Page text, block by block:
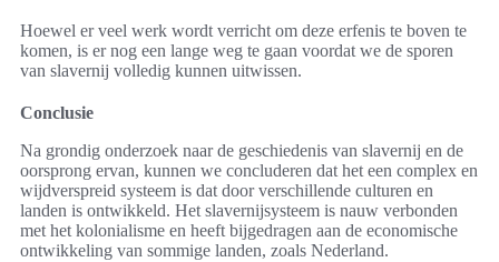
Hoewel er veel werk wordt verricht om deze erfenis te boven te
komen, is er nog een lange weg te gaan voordat we de sporen
van slavernij volledig kunnen uitwissen.
Conclusie
Na grondig onderzoek naar de geschiedenis van slavernij en de
oorsprong ervan, kunnen we concluderen dat het een complex en
wijdverspreid systeem is dat door verschillende culturen en
landen is ontwikkeld. Het slavernijsysteem is nauw verbonden
met het kolonialisme en heeft bijgedragen aan de economische
ontwikkeling van sommige landen, zoals Nederland.